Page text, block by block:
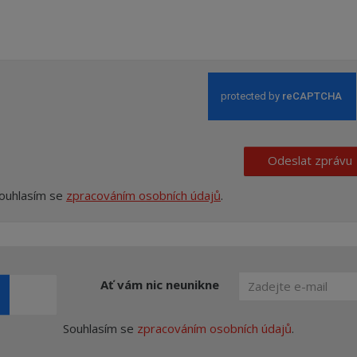
Odeslat zprávu
se zpracováním osobních údajů.
Ať vám nic neunikne
Souhlasím se zpracováním osobních údajů.